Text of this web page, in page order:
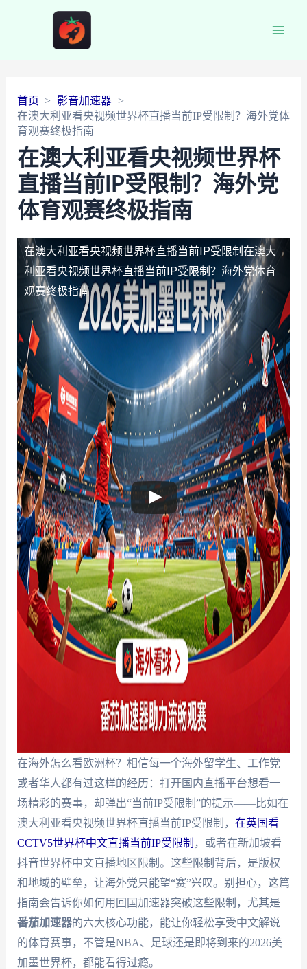
首页
影音加速器
在澳大利亚看央视频世界杯直播当前IP受限制？海外党体
育观赛终极指南
在澳大利亚看央视频世界杯
直播当前IP受限制？海外党
体育观赛终极指南
在澳大利亚看央视频世界杯直播当前IP受限制 在澳大
利亚看央视频世界杯直播当前IP受限制？海外党体育
观赛终极指南
在海外怎么看欧洲杯？相信每一个海外留学生、工作党
或者华人都有过这样的经历：打开国内直播平台想看一
场精彩的赛事，却弹出“当前IP受限制”的提示——比如在
澳大利亚看央视频世界杯直播当前IP受限制， 在英国看
CCTV5世界杯中文直播当前IP受限制 ，或者在新加坡看
抖音世界杯中文直播地区限制。这些限制背后，是版权
和地域的壁垒，让海外党只能望“赛”兴叹。别担心，这篇
指南会告诉你如何用回国加速器突破这些限制，尤其是
番茄加速器的六大核心功能，能让你轻松享受中文解说
的体育赛事，不管是NBA、足球还是即将到来的2026美
加墨世界杯，都能看得过瘾。